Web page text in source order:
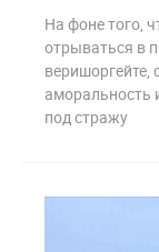
На фоне того,
отрываться в
веришоргейте,
аморальность
под стражу